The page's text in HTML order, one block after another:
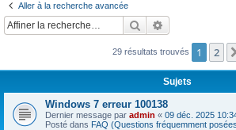
Aller à la recherche avancée
Rechercher
29 résultats trouvés 1 2
Sujets
Windows 7 erreur 100138
Dernier message par admin « 09 déc. 2025
Posté dans FAQ (Questions fréquemment